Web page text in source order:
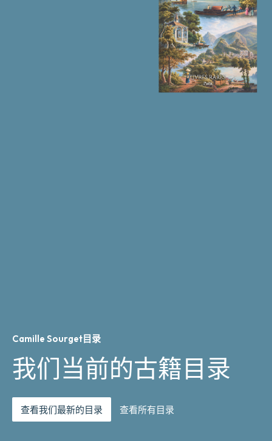
Camille Sourget目录
我们当前的古籍目录
查看我们最新的目录 查看所有目录